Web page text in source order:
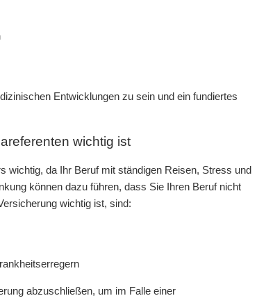
Entwicklungen zu sein und ein fundiertes
wichtig ist
wichtig, da Ihr Beruf mit ständigen Reisen, Stress und
können dazu führen, dass Sie Ihren Beruf nicht
wichtig ist, sind:
abzuschließen, um im Falle einer